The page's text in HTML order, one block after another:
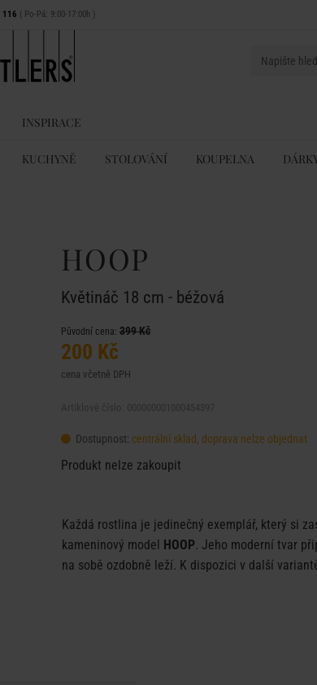
116 ( Po-Pá: 9:00-17:00h )
INSPIRACE
KUCHYNĚ STOLOVÁNÍ KOUPELNA
HOOP
Květináč 18 cm - béžová
Původní cena: 399 Kč
200 Kč
cena včetně DPH
Dostupnost: centrální sklad, doprava nelze objednat
Produkt nelze zakoupit
Každá rostlina je jedinečný exemplář, který si
kameninový model HOOP. Jeho moderní tvar
na sobě ozdobně leží. K dispozici v další